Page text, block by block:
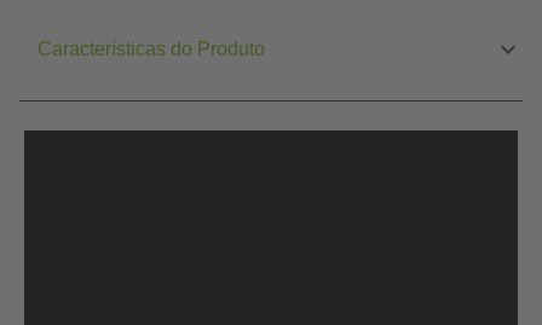
Características do Produto